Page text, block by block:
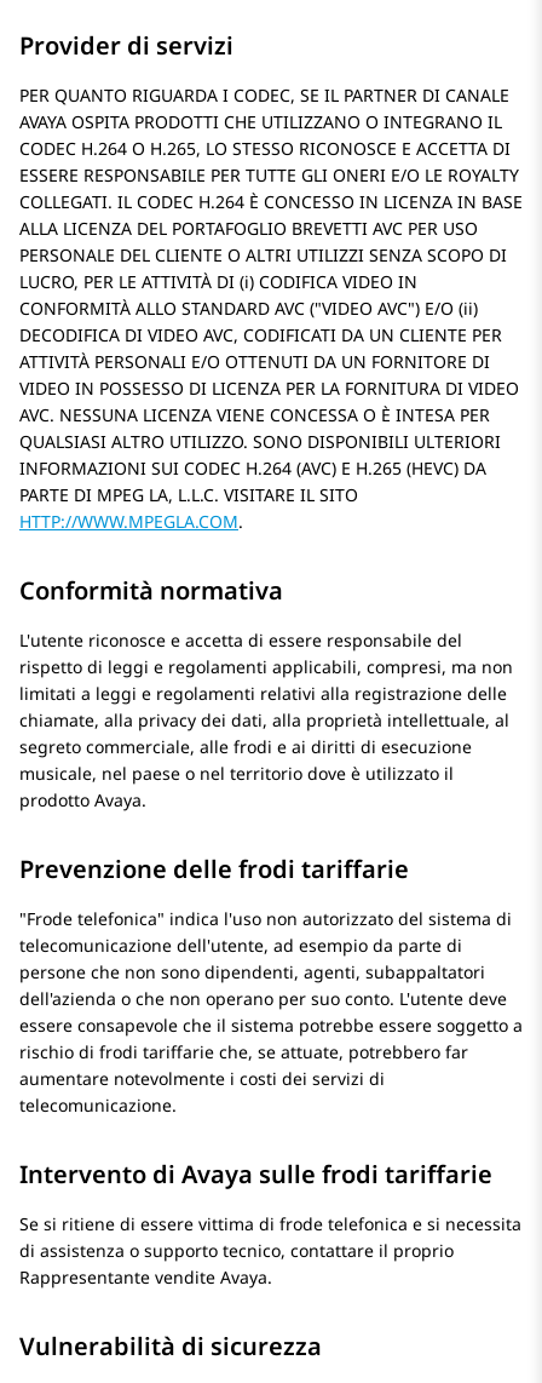
Provider di servizi
PER QUANTO RIGUARDA I CODEC, SE IL PARTNER DI CANALE
AVAYA OSPITA PRODOTTI CHE UTILIZZANO O INTEGRANO IL
CODEC H.264 O H.265, LO STESSO RICONOSCE E ACCETTA DI
ESSERE RESPONSABILE PER TUTTE GLI ONERI E/O LE ROYALTY
COLLEGATI. IL CODEC H.264 È CONCESSO IN LICENZA IN BASE
ALLA LICENZA DEL PORTAFOGLIO BREVETTI AVC PER USO
PERSONALE DEL CLIENTE O ALTRI UTILIZZI SENZA SCOPO DI
LUCRO, PER LE ATTIVITÀ DI (i) CODIFICA VIDEO IN
CONFORMITÀ ALLO STANDARD AVC ( VIDEO AVC ) E/O (ii)
DECODIFICA DI VIDEO AVC, CODIFICATI DA UN CLIENTE PER
ATTIVITÀ PERSONALI E/O OTTENUTI DA UN FORNITORE DI
VIDEO IN POSSESSO DI LICENZA PER LA FORNITURA DI VIDEO
AVC. NESSUNA LICENZA VIENE CONCESSA O È INTESA PER
QUALSIASI ALTRO UTILIZZO. SONO DISPONIBILI ULTERIORI
INFORMAZIONI SUI CODEC H.264 (AVC) E H.265 (HEVC) DA
PARTE DI MPEG LA, L.L.C. VISITARE IL SITO
HTTP://WWW.MPEGLA.COM.
Conformità normativa
L'utente riconosce e accetta di essere responsabile del
rispetto di leggi e regolamenti applicabili, compresi, ma non
limitati a leggi e regolamenti relativi alla registrazione delle
chiamate, alla privacy dei dati, alla proprietà intellettuale, al
segreto commerciale, alle frodi e ai diritti di esecuzione
musicale, nel paese o nel territorio dove è utilizzato il
prodotto Avaya.
Prevenzione delle frodi tariffarie
Frode telefonica
indica l'uso non autorizzato del sistema di
telecomunicazione dell'utente, ad esempio da parte di
persone che non sono dipendenti, agenti, subappaltatori
dell'azienda o che non operano per suo conto. L'utente deve
essere consapevole che il sistema potrebbe essere soggetto a
rischio di frodi tariffarie che, se attuate, potrebbero far
aumentare notevolmente i costi dei servizi di
telecomunicazione.
Intervento di Avaya sulle frodi tariffarie
Se si ritiene di essere vittima di frode telefonica e si necessita
di assistenza o supporto tecnico, contattare il proprio
Rappresentante vendite Avaya.
Vulnerabilità di sicurezza